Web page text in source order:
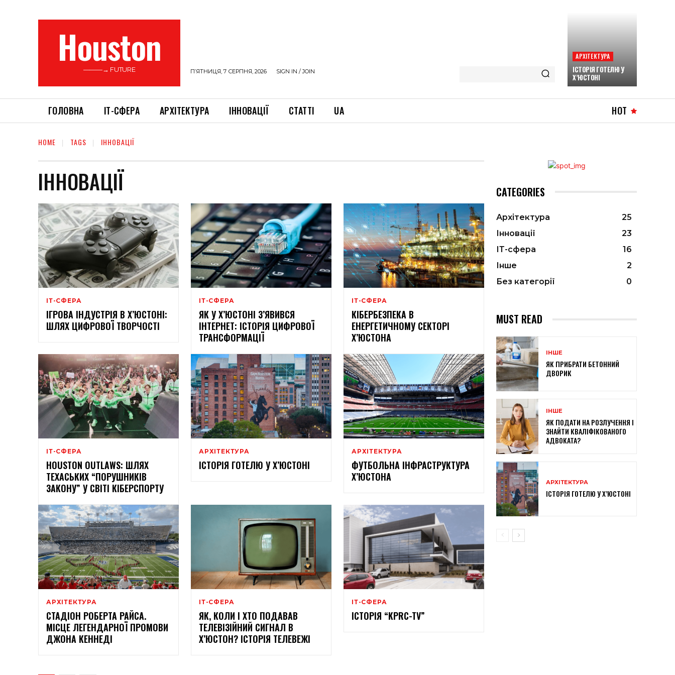
Houston
———→ FUTURE П’ЯТНИЦЯ, 7 СЕРПНЯ, 2026 SIGN IN / JOIN
АРХІТЕКТУРА
ІСТОРІЯ ГОТЕЛЮ У
Х’ЮСТОНІ
ГОЛОВНА ІТ-СФЕРА АРХІТЕКТУРА ІННОВАЦІЇ СТАТТІ UA HOT
HOME TAGS ІННОВАЦІЇ
ІННОВАЦІЇ
ІТ-СФЕРА
ІГРОВА ІНДУСТРІЯ В Х’ЮСТОНІ:
ШЛЯХ ЦИФРОВОЇ ТВОРЧОСТІ
ІТ-СФЕРА
ЯК У Х’ЮСТОНІ З’ЯВИВСЯ
ІНТЕРНЕТ: ІСТОРІЯ ЦИФРОВОЇ
ТРАНСФОРМАЦІЇ
ІТ-СФЕРА
КІБЕРБЕЗПЕКА В
ЕНЕРГЕТИЧНОМУ СЕКТОРІ
Х’ЮСТОНА
ІТ-СФЕРА
HOUSTON OUTLAWS: ШЛЯХ
ТЕХАСЬКИХ “ПОРУШНИКІВ
ЗАКОНУ” У СВІТІ КІБЕРСПОРТУ​
АРХІТЕКТУРА
ІСТОРІЯ ГОТЕЛЮ У Х’ЮСТОНІ
АРХІТЕКТУРА
ФУТБОЛЬНА ІНФРАСТРУКТУРА
Х’ЮСТОНА
АРХІТЕКТУРА
СТАДІОН РОБЕРТА РАЙСА.
МІСЦЕ ЛЕГЕНДАРНОЇ ПРОМОВИ
ДЖОНА КЕННЕДІ
ІТ-СФЕРА
ЯК, КОЛИ І ХТО ПОДАВАВ
ТЕЛЕВІЗІЙНИЙ СИГНАЛ В
Х’ЮСТОН? ІСТОРІЯ ТЕЛЕВЕЖІ
ІТ-СФЕРА
ІСТОРІЯ “KPRC-TV”
CATEGORIES
Архітектура
25
Інновації
23
ІТ-сфера
16
Інше
2
Без категорії
0
MUST READ
ІНШЕ
ЯК ПРИБРАТИ БЕТОННИЙ
ДВОРИК
ІНШЕ
ЯК ПОДАТИ НА РОЗЛУЧЕННЯ І
ЗНАЙТИ КВАЛІФІКОВАНОГО
АДВОКАТА?
АРХІТЕКТУРА
ІСТОРІЯ ГОТЕЛЮ У Х’ЮСТОНІ